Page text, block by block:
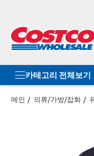
카테고리 전체보기
메인 의류/가방/잡화